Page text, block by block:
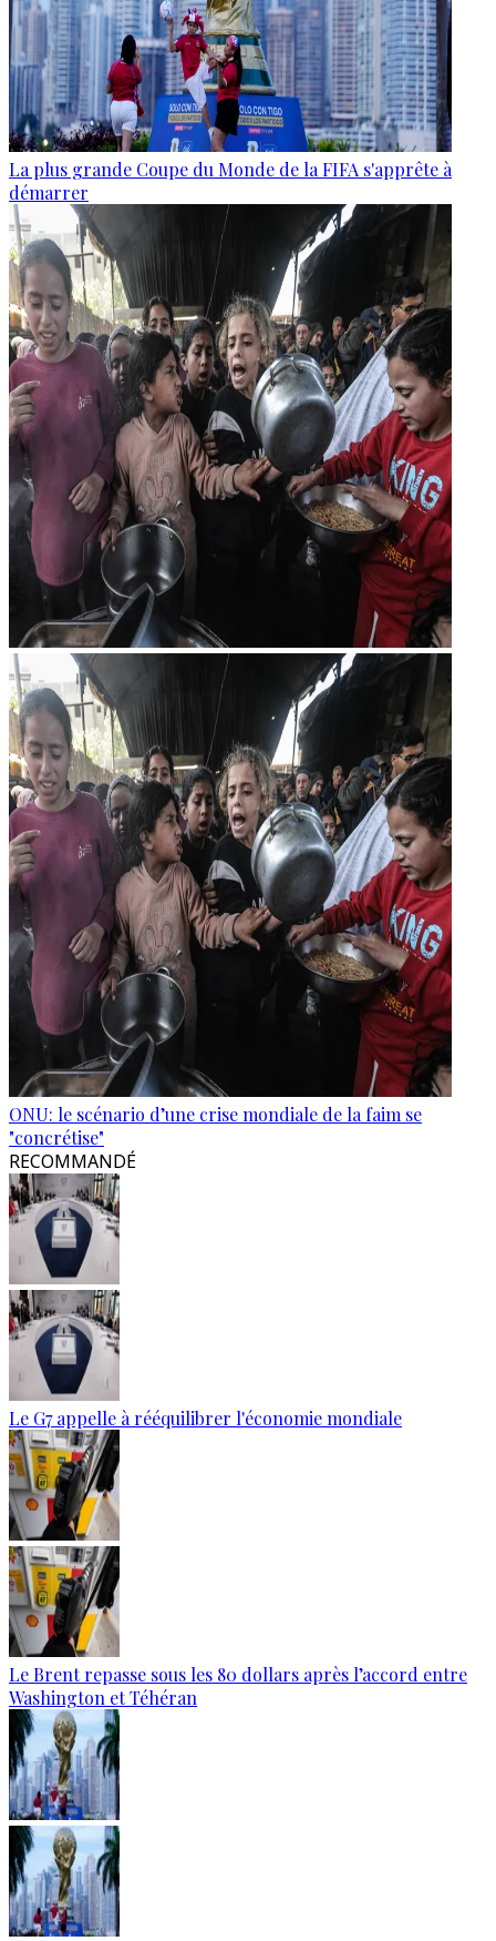
La plus grande Coupe du Monde de la FIFA s'apprête à
démarrer
ONU: le scénario d’une crise mondiale de la faim se
"concrétise"
RECOMMANDÉ
Le G7 appelle à rééquilibrer l'économie mondiale
Le Brent repasse sous les 80 dollars après l’accord entre
Washington et Téhéran